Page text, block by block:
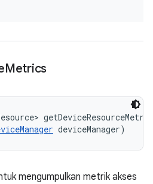
Metrics
deviceManager)
mengumpulkan metrik akses